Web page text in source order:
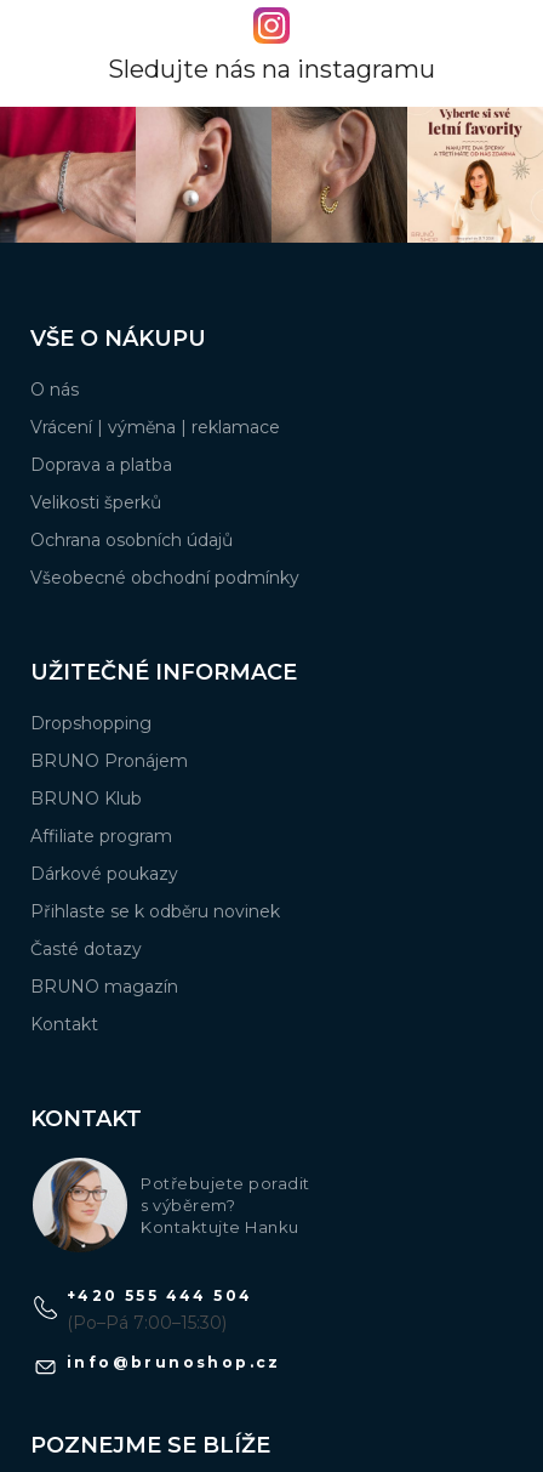
Sledujte nás na instagramu
pVŠE O NÁKUPU
O nás
Vrácení | výměna | reklamace
Doprava a platba
Velikosti šperků
Ochrana osobních údajů
Všeobecné obchodní podmínky
UŽITEČNÉ INFORMACE
Dropshopping
BRUNO Pronájem
BRUNO Klub
Affiliate program
Dárkové poukazy
Přihlaste se k odběru novinek
Časté dotazy
BRUNO magazín
Kontakt
KONTAKT
Potřebujete poradit
s výběrem?
Kontaktujte Hanku
info @ brunoshop.cz
+420 555 444 504
(Po–Pá 7:00–15:30)
POZNEJME SE BLÍŽE